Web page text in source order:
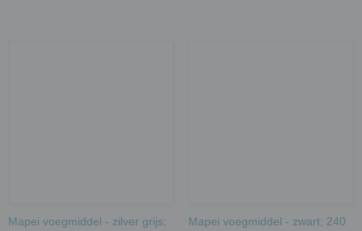
Mapei voegmiddel - zilver grijs;
Mapei voegmiddel - zwart; 240